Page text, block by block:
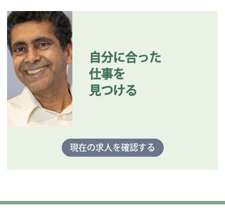
自分に合った
仕事を
見つける
現在の求人を確認する